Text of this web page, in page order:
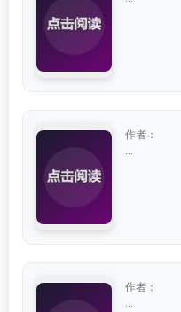
作者：
作者：